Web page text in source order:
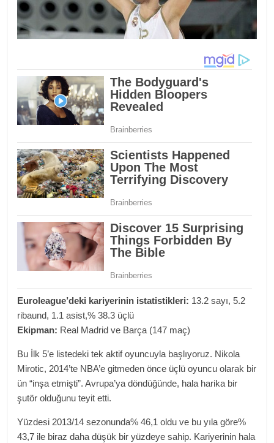
Euroleague’deki kariyerinin istatistikleri: 13.2 sayı, 5.2
ribaund, 1.1 asist,% 38.3 üçlü
Ekipman: Real Madrid ve Barça (147 maç)
Bu İlk 5’e listedeki tek aktif oyuncuyla başlıyoruz. Nikola
Mirotic, 2014’te NBA’e gitmeden önce üçlü oyuncu olarak bir
ün “inşa etmişti”. Avrupa’ya döndüğünde, hala harika bir
şutör olduğunu teyit etti.
Yüzdesi 2013/14 sezonunda% 46,1 oldu ve bu yıla göre%
43,7 ile biraz daha düşük bir yüzdeye sahip. Kariyerinin hala